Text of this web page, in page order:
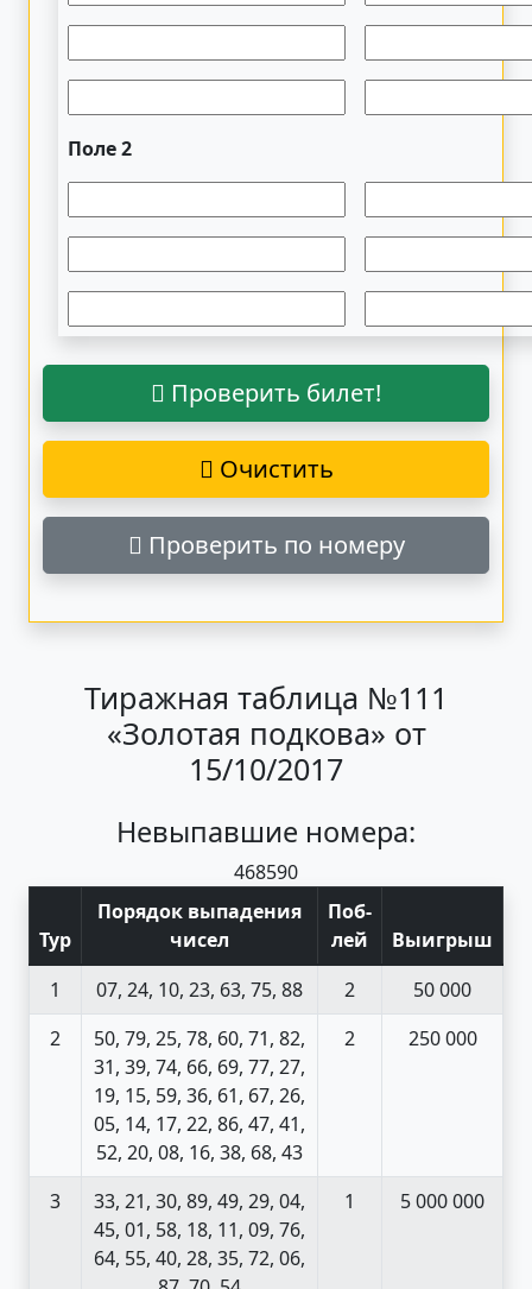
Поле 2
Проверить билет!
Очистить
Проверить по номеру
Тиражная таблица №111
«Золотая подкова» от
15/10/2017
Невыпавшие номера:
468590
Тур
Порядок выпадения
чисел
Поб-
лей
Выигрыш
1
07, 24, 10, 23, 63, 75, 88 2
50 000
2
50, 79, 25, 78, 60, 71, 82,
31, 39, 74, 66, 69, 77, 27,
19, 15, 59, 36, 61, 67, 26,
05, 14, 17, 22, 86, 47, 41,
52, 20, 08, 16, 38, 68, 43
2 250 000
3
33, 21, 30, 89, 49, 29, 04,
45, 01, 58, 18, 11, 09, 76,
64, 55, 40, 28, 35, 72, 06,
1 5 000 000